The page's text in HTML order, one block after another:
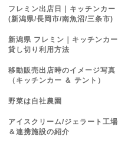
フレミン出店日｜キッチンカー
(新潟県/長岡市/南魚沼/三条市)
新潟県 フレミン｜キッチンカー
貸し切り利用方法
移動販売出店時のイメージ写真
（キッチンカー ＆ テント）
野菜は自社農園
アイスクリーム/ジェラート工場
＆連携施設の紹介